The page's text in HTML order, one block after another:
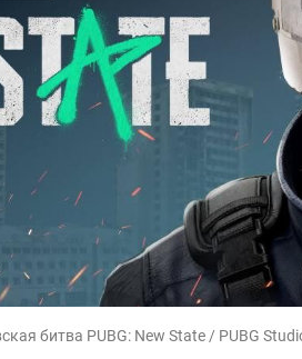
битва PUBG: New State / PUBG